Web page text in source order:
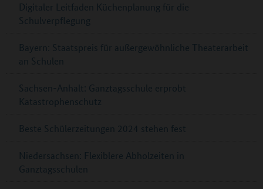
Digitaler Leitfaden Küchenplanung für die
Schulverpflegung
Bayern: Staatspreis für außergewöhnliche Theaterarbeit
an Schulen
Sachsen-Anhalt: Ganztagsschule erprobt
Katastrophenschutz
Beste Schülerzeitungen 2024 stehen fest
Niedersachsen: Flexiblere Abholzeiten in
Ganztagsschulen